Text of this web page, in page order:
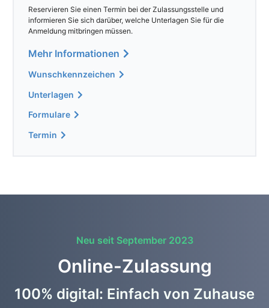
Reservieren Sie einen Termin bei der Zulassungsstelle und
informieren Sie sich darüber, welche Unterlagen Sie für die
Anmeldung mitbringen müssen.
Mehr Informationen
Wunschkennzeichen
Unterlagen
Formulare
Termin
Neu seit September 2023
Online-Zulassung
100% digital: Einfach von Zuhause